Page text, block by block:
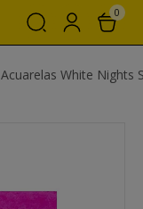
0
Acuarelas White Nights